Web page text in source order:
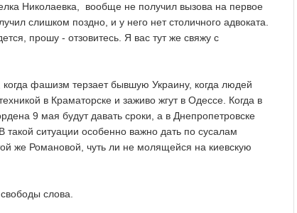
Николаевка, вообще не получил вызова на первое
слишком поздно, и у него нет столичного адвоката.
прошу - отзовитесь. Я вас тут же свяжу с
, когда фашизм терзает бывшую Украину, когда людей
в Краматорске и заживо жгут в Одессе. Когда в
9 мая будут давать сроки, а в Днепропетровске
такой ситуации особенно важно дать по сусалам
же Романовой, чуть ли не молящейся на киевскую
слова.